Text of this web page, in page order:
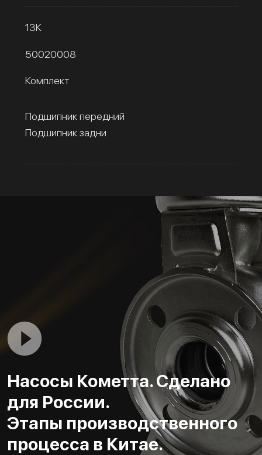
13К
50020008
Комплект
Подшипник передний
Подшипник задни
Насосы Кометта. Сделано
для России.
Этапы производственного
процесса в Китае.